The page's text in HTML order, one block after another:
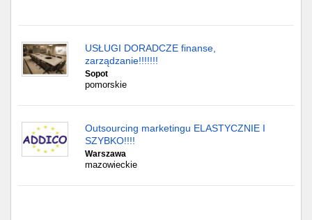
USŁUGI DORADCZE finanse,
zarządzanie!!!!!!!
Sopot
pomorskie
Outsourcing marketingu ELASTYCZNIE I
SZYBKO!!!!
Warszawa
mazowieckie
Częstochowa
Toruń
Sosnowiec